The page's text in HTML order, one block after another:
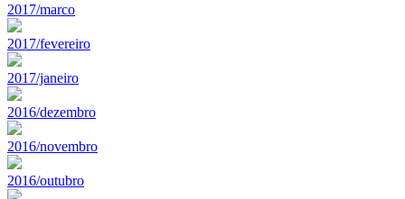
2017/marco
2017/fevereiro
2017/janeiro
2016/dezembro
2016/novembro
2016/outubro